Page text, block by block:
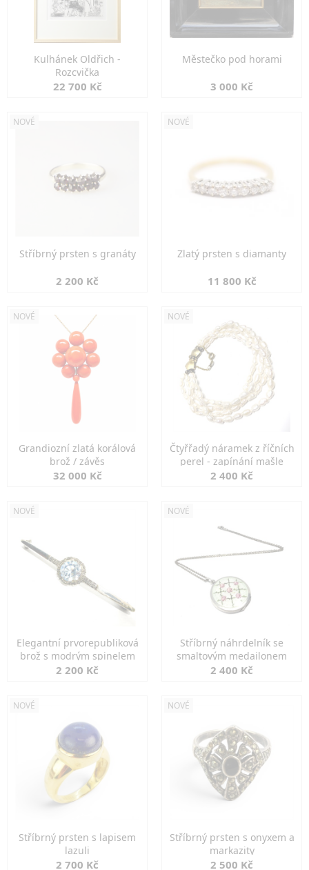
Kulhánek Oldřich -
Rozcvička
22 700 Kč
Městečko pod horami
3 000 Kč
NOVÉ
Stříbrný prsten s granáty
2 200 Kč
NOVÉ
Zlatý prsten s diamanty
11 800 Kč
NOVÉ
Grandiozní zlatá korálová
brož / závěs
32 000 Kč
NOVÉ
Čtyřřadý náramek z říčních
perel - zapínání mašle
2 400 Kč
NOVÉ
Elegantní prvorepubliková
brož s modrým spinelem
2 200 Kč
NOVÉ
Stříbrný náhrdelník se
smaltovým medailonem
2 400 Kč
NOVÉ
Stříbrný prsten s lapisem
lazuli
2 700 Kč
NOVÉ
Stříbrný prsten s onyxem a
markazity
2 500 Kč